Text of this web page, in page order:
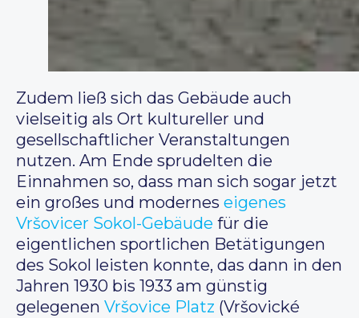
Zudem ließ sich das Gebäude auch
vielseitig als Ort kultureller und
gesellschaftlicher Veranstaltungen
nutzen. Am Ende sprudelten die
Einnahmen so, dass man sich sogar jetzt
ein großes und modernes eigenes
Vršovicer Sokol-Gebäude für die
eigentlichen sportlichen Betätigungen
des Sokol leisten konnte, das dann in den
Jahren 1930 bis 1933 am günstig
gelegenen Vršovice Platz (Vršovické